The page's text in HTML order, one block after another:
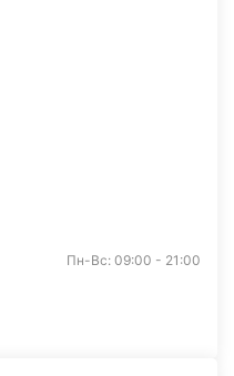
Пн-Вс: 09:00 - 21:00